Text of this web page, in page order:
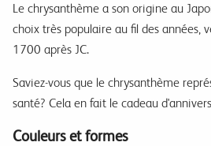
Le chrysanthème a son origine au
choix très populaire au fil des années,
1700 après JC.
Saviez-vous que le chrysanthème
santé? Cela en fait le cadeau
Couleurs et formes